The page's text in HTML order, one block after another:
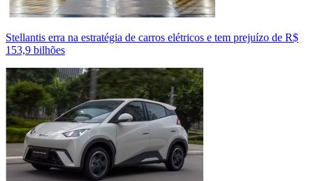
Stellantis erra na estratégia de carros elétricos e tem prejuízo de R$
153,9 bilhões